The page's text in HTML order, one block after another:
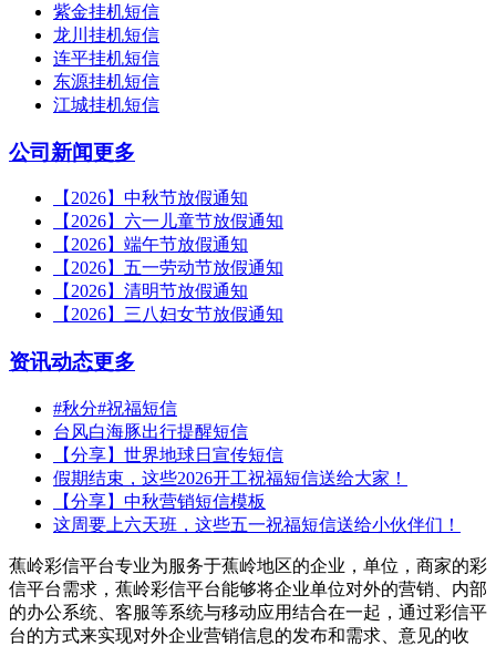
紫金挂机短信
龙川挂机短信
连平挂机短信
东源挂机短信
江城挂机短信
公司新闻更多
【2026】中秋节放假通知
【2026】六一儿童节放假通知
【2026】端午节放假通知
【2026】五一劳动节放假通知
【2026】清明节放假通知
【2026】三八妇女节放假通知
资讯动态更多
#秋分#祝福短信
台风白海豚出行提醒短信
【分享】世界地球日宣传短信
假期结束，这些2026开工祝福短信送给大家！
【分享】中秋营销短信模板
这周要上六天班，这些五一祝福短信送给小伙伴们！
蕉岭彩信平台专业为服务于蕉岭地区的企业，单位，商家的彩
信平台需求，蕉岭彩信平台能够将企业单位对外的营销、内部
的办公系统、客服等系统与移动应用结合在一起，通过彩信平
台的方式来实现对外企业营销信息的发布和需求、意见的收